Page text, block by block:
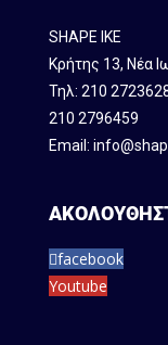
SHAPE IKE
Κρήτης 13, Νέα
Τηλ: 210
210 2796459
Email:
facebook
Youtube